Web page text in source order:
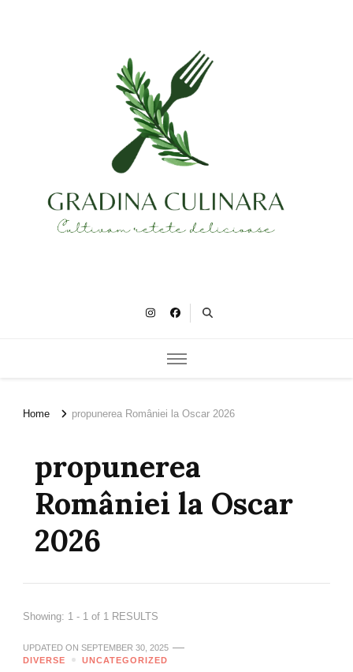
Gradina Culinara
Home propunerea României la Oscar 2026
propunerea
României la Oscar
2026
Showing: 1 - 1 of 1 RESULTS
UPDATED ON SEPTEMBER 30, 2025
DIVERSE
UNCATEGORIZED